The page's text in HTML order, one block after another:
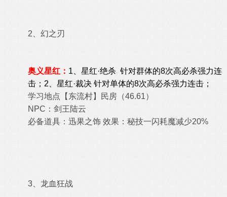
2、幻之刃
奥义星红： 1、 星红·绝杀 针对群体的8次高必杀强力连
击；2、 星红·裁决 针对单体的8次高必杀强力连击；
学习地点【 东流村】
民房（46.61）
NPC： 剑王陆云
必备道具：迅果之饰 效果： 秘技一闪耗魔减少20%
3、龙血狂战